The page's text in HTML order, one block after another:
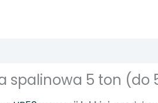
spalinowa 5 ton (do